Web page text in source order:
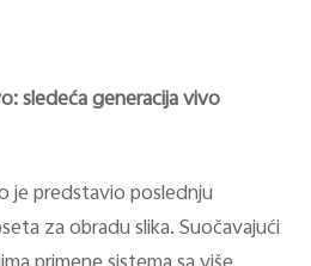
sledeća generacija vivo
je predstavio poslednju
za obradu slika. Suočavajući